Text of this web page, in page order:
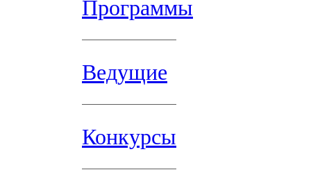
Программы
Ведущие
Конкурсы